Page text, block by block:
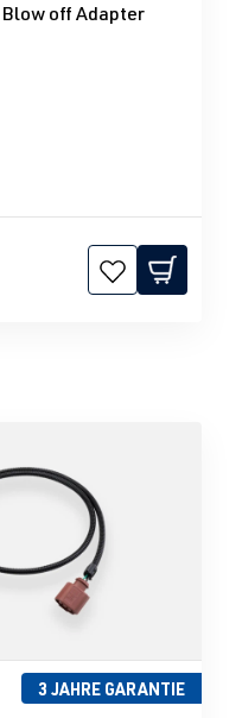
Blow off Adapter
3 JAHRE GARANTIE